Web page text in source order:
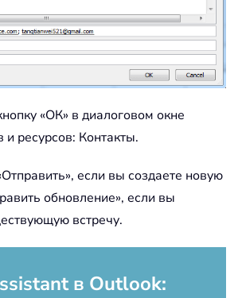
«ОК» в диалоговом окне
ресурсов: Контакты.
если вы создаете новую
обновление», если вы
встречу.
в Outlook: